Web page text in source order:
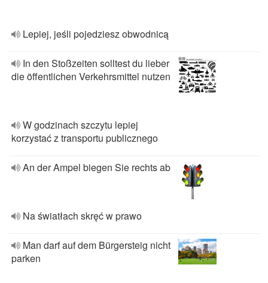
Lepiej, jeśli pojedziesz obwodnicą
In den Stoßzeiten solltest du lieber
die öffentlichen Verkehrsmittel nutzen
W godzinach szczytu lepiej
korzystać z transportu publicznego
An der Ampel biegen Sie rechts ab
Na światłach skręć w prawo
Man darf auf dem Bürgersteig nicht
parken